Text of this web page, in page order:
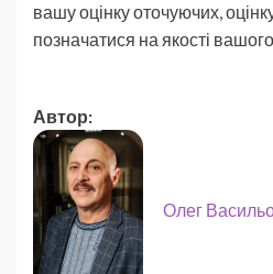
вашу оцінку оточуючих,
позначатися на якості
Автор:
Олег